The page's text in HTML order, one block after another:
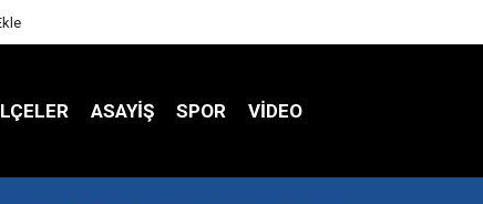
ASAYİŞ SPOR VIDEO